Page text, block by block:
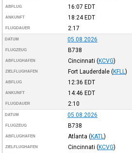
ABFLUG 16:07 EDT
ANKUNFT 18:24EDT
FLUGDAUER 2:17
DATUM 05.08.2026
FLUGZEUG B738
ABFLUGHAFEN Cincinnati (KCVG)
ZIELFLUGHAFEN Fort Lauderdale (KFLL )
ABFLUG 12:36 EDT
ANKUNFT 14:46 EDT
FLUGDAUER 2:10
DATUM 05.08.2026
FLUGZEUG B738
ABFLUGHAFEN Atlanta (KATL )
ZIELFLUGHAFEN Cincinnati (KCVG)